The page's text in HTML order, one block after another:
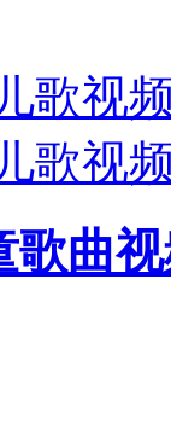
歌视
歌视
歌曲